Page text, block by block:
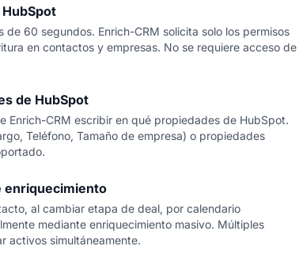
de 60 segundos. Enrich-CRM solicita solo los permisos
en contactos y empresas. No se requiere acceso de
de HubSpot
Enrich-CRM escribir en qué propiedades de HubSpot.
Teléfono, Tamaño de empresa) o propiedades
enriquecimiento
al cambiar etapa de deal, por calendario
mediante enriquecimiento masivo. Múltiples
activos simultáneamente.